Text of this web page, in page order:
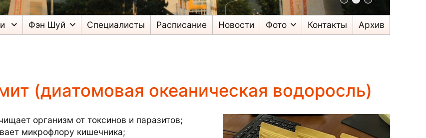
Фэн Шуй Специалисты Расписание Новости Фото Контакты Архив
(диатомовая океаническая водоросль)
организм от токсинов и паразитов;
микрофлору кишечника;